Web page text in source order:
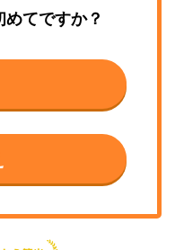
めてですか？